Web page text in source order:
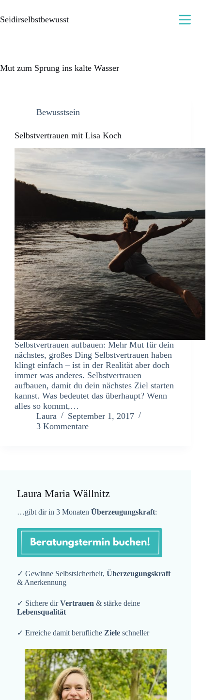
Seidirselbstbewusst
Mut zum Sprung ins kalte Wasser
Bewusstsein
Selbstvertrauen mit Lisa Koch
Selbstvertrauen aufbauen: Mehr Mut für dein
nächstes, großes Ding Selbstvertrauen haben
klingt einfach – ist in der Realität aber doch
immer was anderes. Selbstvertrauen
aufbauen, damit du dein nächstes Ziel starten
kannst. Was bedeutet das überhaupt? Wenn
alles so kommt,…
Laura
September 1, 2017
3 Kommentare
Laura Maria Wällnitz
…gibt dir in 3 Monaten Überzeugungskraft:
✓ Gewinne Selbstsicherheit, Überzeugungskraft
& Anerkennung
✓ Sichere dirVertrauen & stärke deine
Lebensqualität
✓ Erreiche damit berufliche Ziele schneller